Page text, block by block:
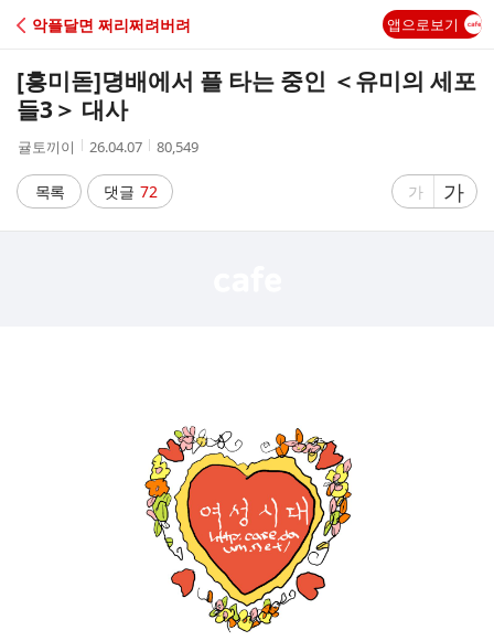
C
A
악플달면 쩌리쩌려버려 앱으로보기
[흥미돋]뎡배에서 플 타는 중인 ＜유미의 세포
들3＞ 대사
작
자
귤토끼이
작
시
간
26.04.07
조
수
80,549
목록 댓글 72
글
가
글
자
가